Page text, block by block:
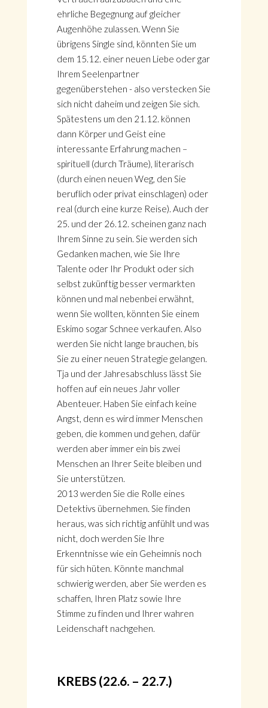
ehrliche Begegnung auf gleicher
Augenhöhe zulassen. Wenn Sie
übrigens Single sind, könnten Sie um
dem 15.12. einer neuen Liebe oder gar
Ihrem Seelenpartner
gegenüberstehen - also verstecken Sie
sich nicht daheim und zeigen Sie sich.
Spätestens um den 21.12. können
dann Körper und Geist eine
interessante Erfahrung machen –
spirituell (durch Träume), literarisch
(durch einen neuen Weg, den Sie
beruflich oder privat einschlagen) oder
real (durch eine kurze Reise). Auch der
25. und der 26.12. scheinen ganz nach
Ihrem Sinne zu sein. Sie werden sich
Gedanken machen, wie Sie Ihre
Talente oder Ihr Produkt oder sich
selbst zukünftig besser vermarkten
können und mal nebenbei erwähnt,
wenn Sie wollten, könnten Sie einem
Eskimo sogar Schnee verkaufen. Also
werden Sie nicht lange brauchen, bis
Sie zu einer neuen Strategie gelangen.
Tja und der Jahresabschluss lässt Sie
hoffen auf ein neues Jahr voller
Abenteuer. Haben Sie einfach keine
Angst, denn es wird immer Menschen
geben, die kommen und gehen, dafür
werden aber immer ein bis zwei
Menschen an Ihrer Seite bleiben und
Sie unterstützen.
2013 werden Sie die Rolle eines
Detektivs übernehmen. Sie finden
heraus, was sich richtig anfühlt und was
nicht, doch werden Sie Ihre
Erkenntnisse wie ein Geheimnis noch
für sich hüten. Könnte manchmal
schwierig werden, aber Sie werden es
schaffen, Ihren Platz sowie Ihre
Stimme zu finden und Ihrer wahren
Leidenschaft nachgehen.
KREBS (22.6. – 22.7.)